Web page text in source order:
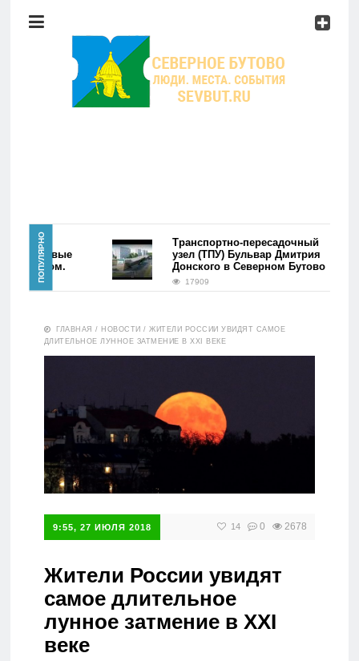
Район
Мероприятия
Главная
Новости
Мероприятия
Справочник
ПОПУЛЯРНО
Первые
фэйком.
Транспортно-пересадочный
узел (ТПУ) Бульвар Дмитрия
Донского в Северном Бутово
17909
ГЛАВНАЯ / НОВОСТИ /ЖИТЕЛИ РОССИИ УВИДЯТ САМОЕ
ДЛИТЕЛЬНОЕ ЛУННОЕ ЗАТМЕНИЕ В XXI ВЕКЕ
9:55, 27 ИЮЛЯ 2018 14 0 2678
Жители России увидят
самое длительное
лунное затмение в XXI
веке